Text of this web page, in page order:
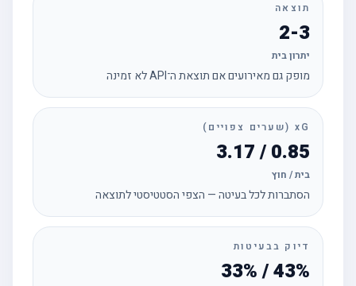
תוצאה
2-3
יתרון בית
מופק גם מאירועים אם תוצאת ה־API לא זמינה
xG (שערים צפויים)
0.85 / 3.17
בית / חוץ
הסתברות לכל בעיטה — הצפי הסטטיסטי לתוצאה
דיוק בבעיטות
43% / 33%